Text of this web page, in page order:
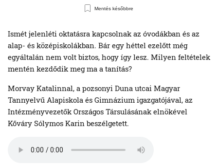
Mentés későbbre
Ismét jelenléti oktatásra kapcsolnak az óvodákban és az
alap- és középiskolákban. Bár egy héttel ezelőtt még
egyáltalán nem volt biztos, hogy így lesz. Milyen feltételek
mentén kezdődik meg ma a tanítás?
Morvay Katalinnal, a pozsonyi Duna utcai Magyar
Tannyelvű Alapiskola és Gimnázium igazgatójával, az
Intézményvezetők Országos Társulásának elnökével
Kőváry Sólymos Karin beszélgetett.